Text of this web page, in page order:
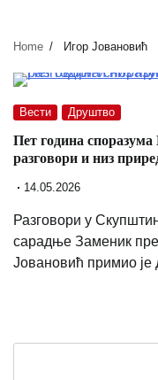
Home Игор Јовановић
Вести Друштво
Пет година
разговори и низ
14.05.2026
Разговори у
сарадње Заменик
Јовановић примио